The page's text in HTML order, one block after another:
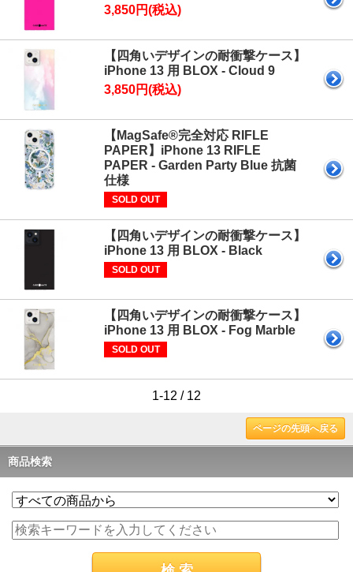
3,850円(税込)
【四角いデザインの耐衝撃ケース】
iPhone 13 用 BLOX - Cloud 9
3,850円(税込)
【MagSafe®完全対応 RIFLE
PAPER】iPhone 13 RIFLE
PAPER - Garden Party Blue 抗菌
仕様
SOLD OUT
【四角いデザインの耐衝撃ケース】
iPhone 13 用 BLOX - Black
SOLD OUT
【四角いデザインの耐衝撃ケース】
iPhone 13 用 BLOX - Fog Marble
SOLD OUT
1-12 / 12
ページの先頭へ戻る
商品検索